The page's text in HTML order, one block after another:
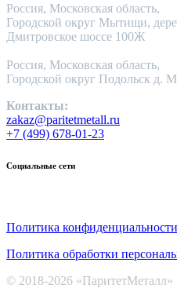
Россия, Московская область,
Городской округ Мытищи,
Дмитровское шоссе 100Ж
Россия, Московская область,
Городской округ Подольск д.
Контакты:
zakaz@paritetmetall.ru
+7 (499) 678-01-23
Социальные сети
Политика конфиденциальности
Политика обработки
© 2018-2026 «ПаритетМеталл»